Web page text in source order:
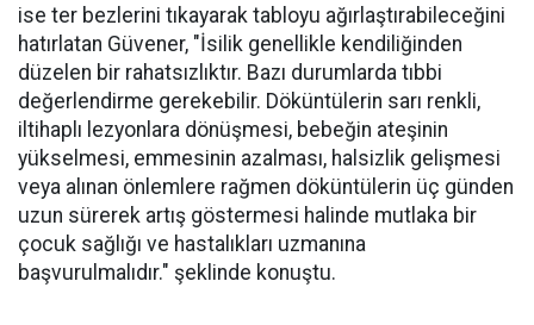
ise ter bezlerini tıkayarak tabloyu ağırlaştırabileceğini
hatırlatan Güvener, "İsilik genellikle kendiliğinden
düzelen bir rahatsızlıktır. Bazı durumlarda tıbbi
değerlendirme gerekebilir. Döküntülerin sarı renkli,
iltihaplı lezyonlara dönüşmesi, bebeğin ateşinin
yükselmesi, emmesinin azalması, halsizlik gelişmesi
veya alınan önlemlere rağmen döküntülerin üç günden
uzun sürerek artış göstermesi halinde mutlaka bir
çocuk sağlığı ve hastalıkları uzmanına
başvurulmalıdır." şeklinde konuştu.